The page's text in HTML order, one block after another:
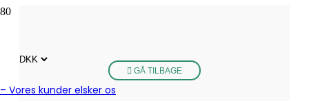
– Vores kunder elsker os
GÅ TILBAGE